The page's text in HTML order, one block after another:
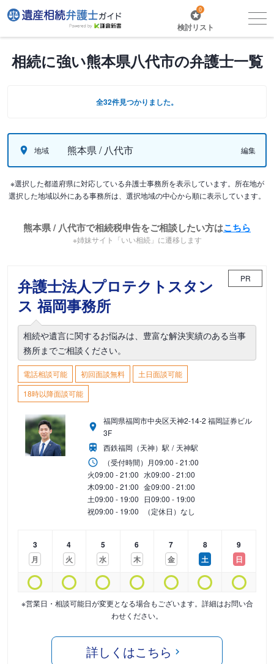
0
検討リスト
相続に強い熊本県八代市の弁護士一覧
全32件見つかりました。
地域 熊本県 / 八代市 編集
※選択した都道府県に対応している弁護士事務所を表示しています。所在地が
選択した地域以外にある事務所は、選択地域の中心から順に表示しています。
熊本県 / 八代市で相続税申告をご相談したい方はこちら
※姉妹サイト「いい相続」に遷移します
弁護士法人プロテクトスタン
ス 福岡事務所
PR
相続や遺言に関するお悩みは、豊富な解決実績のある当事
務所までご相談ください。
電話相談可能 初回面談無料
土日面談可能
18時以降面談可能
福岡県福岡市中央区天神2-14-2 福岡証券ビル
3F
西鉄福岡（天神）駅
天神駅
（受付時間） 月09:00 - 21:00
火09:00 - 21:00 水09:00 - 21:00
木09:00 - 21:00 金09:00 - 21:00
土09:00 - 19:00 日09:00 - 19:00
祝09:00 - 19:00 （定休日）なし
3
月
4
火
5
水
6
木
7
金
8
土
9
日
※営業日・相談可能日が変更となる場合もございます。詳細はお問い合
わせください。
詳しくはこちら